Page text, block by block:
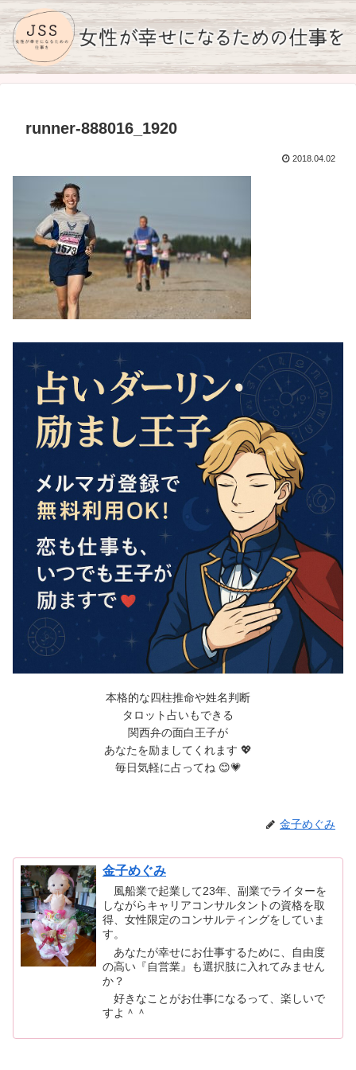
runner-888016_1920
2018.04.02
本格的な四柱推命や姓名判断
タロット占いもできる
関西弁の面白王子が
あなたを励ましてくれます 💖
毎日気軽に占ってね 😊💗
金子めぐみ
金子めぐみ
風船業で起業して23年、副業でライターを
しながらキャリアコンサルタントの資格を取
得、女性限定のコンサルティングをしていま
す。
あなたが幸せにお仕事するために、自由度
の高い『自営業』も選択肢に入れてみません
か？
好きなことがお仕事になるって、楽しいで
すよ＾＾